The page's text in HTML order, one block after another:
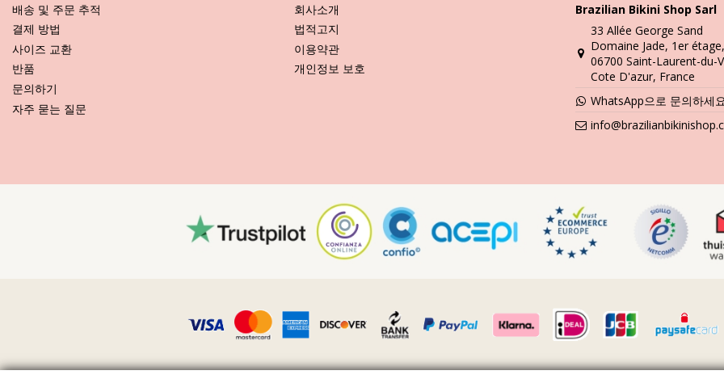
보정한 사진
세탁 및 관리 안내
관리 안내 사항: Lua Morena Top Hot Macrame Liso Preto
새로운 비키니를 오래 사용하시고 싶으세요? 비키니를 잘 관리하는 방법을 알려 드리겠습니다. 비키니를 1년만 입고 버릴 것이 아니라면 고
우선: 거친 표면에 닿지 않도록 하세요. 앉거나 눕게 되면 타월을 항상 깔아 놓으세요. 콘크리트, 돌 (예를 들어, 수영장 모서리), 나무 조각 등
비치 백이나 파우치 안에 든 젖은 수영복을 꺼내야 한다는 것을 항상 기억하세요. 젖은 상태에서 접거나 말아서 오래 두면 절대로 안 됩니다.
주 또는 주름 장식 등과 같은 장식품이 있으면 세탁할 때 문지르기, 비틀기, 당기기를 하지 마시기 바랍니다.
수영복에 얼룩이 묻으면, 마르지 않았을 때 가볍게 쳐내세요. 얼룩이 마른 경우에는 긁어 내려고 하지 마세요. 수영복의 염색이 손상될 수 있습
어떻게 건조시키나요? 직사 일광에 두면 절대로 안 됩니다. 타월을 깔고 비키니 또는 수영복을 그 위에 놓으세요. 조심스럽게 둘둘 말아서 대
천에 박힌 작은 모래 알갱이는 어떻게 빼내는가요? 헤어드라이어를 저온 송풍으로 사용하여 모래를 불어 내세요.
배송 및 주문 추적
결제 방법
사이즈 교환
반품
문의하기
자주 묻는 질문
회사소개
법적고지
이용약관
개인정보 보호
Brazilian Bikini Shop Sarl
33 Allée George Sand
Domaine Jade, 1er étage,
06700 Saint-Laurent-du-
Cote D'azur, France
WhatsApp으로 문의하세